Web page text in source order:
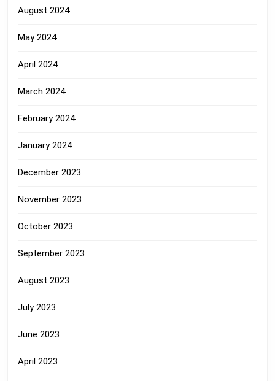
August 2024
May 2024
April 2024
March 2024
February 2024
January 2024
December 2023
November 2023
October 2023
September 2023
August 2023
July 2023
June 2023
April 2023